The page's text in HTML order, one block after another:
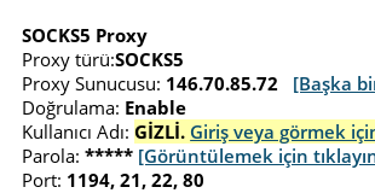
SOCKS5 Proxy
Proxy türü:SOCKS5
Proxy Sunucusu: 146.70.85.72
[Başka
Doğrulama: Enable
Kullanıcı Adı: GİZLİ. Giriş veya görmek
Parola: ***** [Görüntülemek için
Port: 1194, 21, 22, 80